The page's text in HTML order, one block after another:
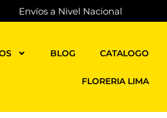
Envíos a Nivel Nacional
BLOG CATALOGO
FLORERIA LIMA